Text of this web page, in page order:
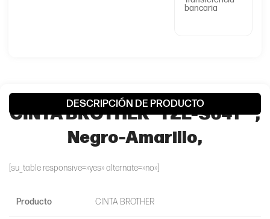
bancaria
DESCRIPCIÓN DE PRODUCTO
CINTA BROTHER® TZE-S641 ™,
Negro-Amarillo,
[su_table responsive=»yes» alternate=»no»]
Producto CINTA BROTHER